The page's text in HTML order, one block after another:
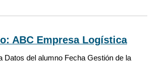
ABC Empresa Logística
Datos del alumno Fecha Gestión de la